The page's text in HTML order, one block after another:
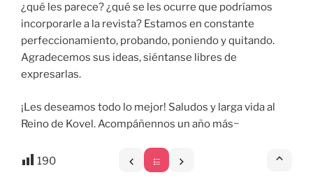
¿qué les parece? ¿qué se les ocurre que podríamos
incorporarle a la revista? Estamos en constante
perfeccionamiento, probando, poniendo y quitando.
Agradecemos sus ideas, siéntanse libres de
expresarlas.
¡Les deseamos todo lo mejor! Saludos y larga vida al
Reino de Kovel. Acompáñennos un año más~
190